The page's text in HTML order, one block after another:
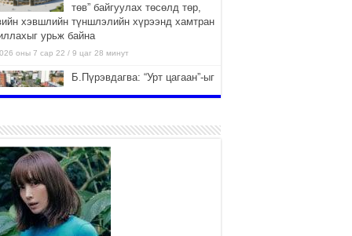
төв” байгуулах төсөлд төр,
хэвшлийн түншлэлийн хүрээнд хамтран
урьж байна
оны 7 сар 22 / 9 цаг 28 минут
Б.Пүрэвдагва: “Урт цагаан”-ыг
оны 7 сар 21 / 16 цаг 47 минут
Тусгай замын автобус /BRT/
төслийн удирдах хорооны
ээлжит хуралдаан боллоо
2026 оны 7 сар 21 / 16 цаг 43 минут
Ерөнхий сайд Н.Учрал БНХАУ-